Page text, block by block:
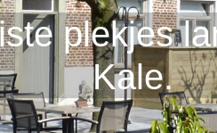
plekjes
Kale.